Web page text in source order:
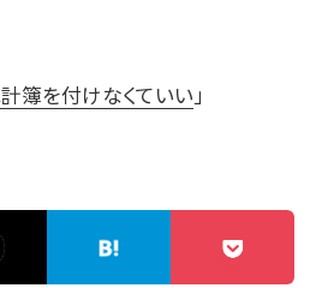
簿を付けなくていい」